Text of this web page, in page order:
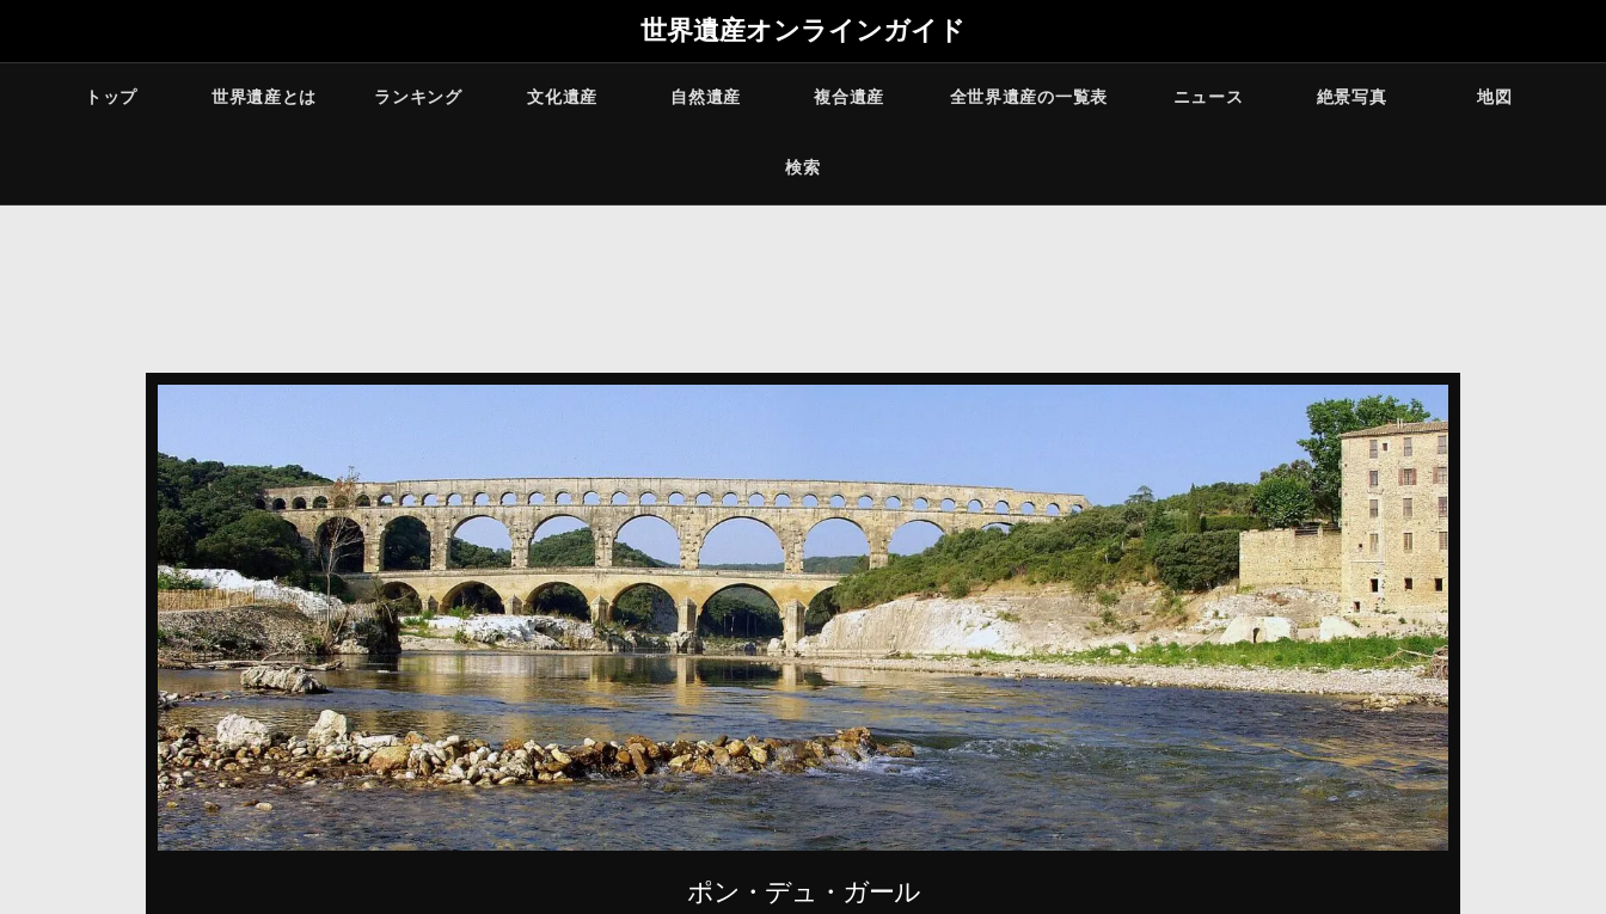
世界遺産オンラインガイド
トップ 世界遺産とは ランキング 文化遺産 自然遺産 複合遺産 全世界遺産の一覧表 ニュース 絶景写真 地図
検索
ポン・デュ・ガール